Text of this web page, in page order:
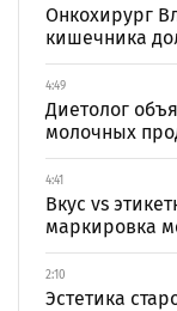
Онкохирург
кишечника
4:49
Диетолог
молочных
4:41
Вкус vs
маркировка
2:10
Эстетика